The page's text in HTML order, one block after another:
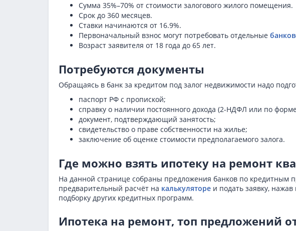
Сумма 35%–70% от стоимости залогового жилого помещения.
Срок до 360 месяцев.
Ставки начинаются от 16.9%.
Первоначальный взнос могут потребовать отдельные
Возраст заявителя от 18 года до 65 лет.
Потребуются документы
Обращаясь в банк за кредитом под залог недвижимости надо
паспорт РФ с пропиской;
справку о наличии постоянного дохода (2-НДФЛ или по
документ, подтверждающий занятость;
свидетельство о праве собственности на жилье;
заключение об оценке стоимости предполагаемого залога.
Где можно взять ипотеку на ремонт
На данной странице собраны предложения банков по кредитным
предварительный расчёт на калькуляторе и подать заявку,
подборку других кредитных программ.
Ипотека на ремонт, топ предложений